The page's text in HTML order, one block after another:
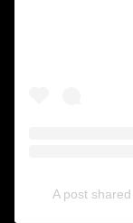
A post